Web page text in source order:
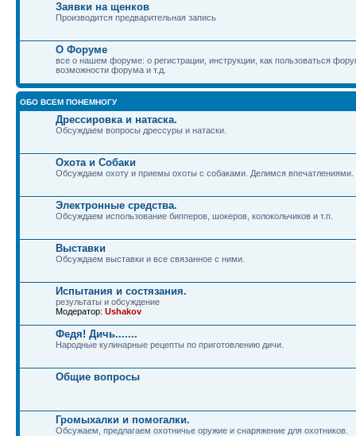
Заявки на щенков
Производится предварительная запись
О Форуме
все о нашем форуме: о регистрации, инструкции, как пользоваться
возможности форума и т.д.
ОБО ВСЕМ ПОНЕМНОГУ
Дрессировка и натаска.
Обсуждаем вопросы дрессуры и натаски.
Охота и Собаки
Обсуждаем охоту и приемы охоты с собаками. Делимся впечатлениями.
Электронные средства.
Обсуждаем использование бипперов, шокеров, колокольчиков и т.п.
Выставки
Обсуждаем выставки и все связанное с ними.
Испытания и состязания.
результаты и обсуждение
Модератор: Ushakov
Федя! Дичь.......
Народные кулинарные рецепты по приготовлению дичи.
Общие вопросы
Громыхалки и помогалки.
Обсужаем, предлагаем охотничье оружие и снаряжение для охотников.